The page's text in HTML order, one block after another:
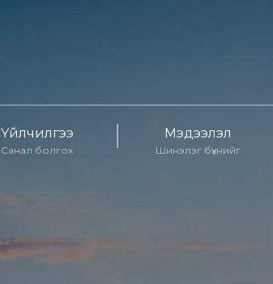
Үйлчилгээ
Санал болгох
Мэдээлэл
Шинэлэг бүхнийг